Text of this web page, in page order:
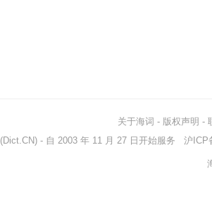
关于海词 - 版权声明 -
(Dict.CN) - 自 2003 年 11 月 27 日开始服务 沪ICP